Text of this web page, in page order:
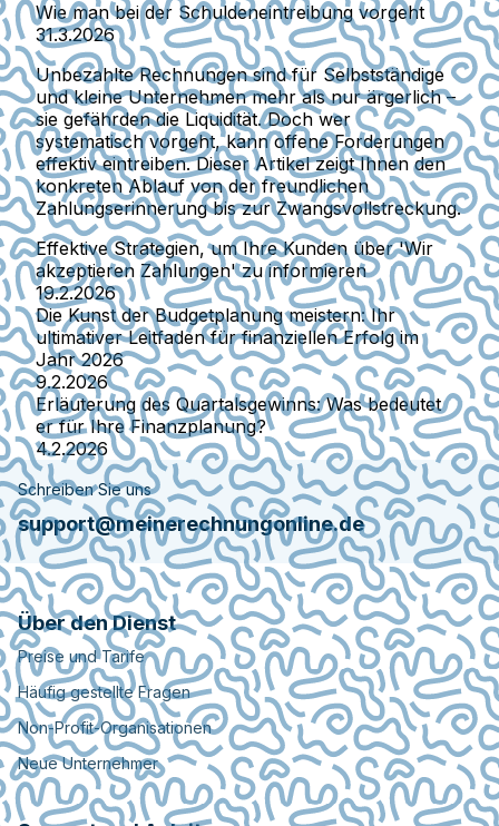
Wie man bei der Schuldeneintreibung vorgeht
31.3.2026
Unbezahlte Rechnungen sind für Selbstständige
und kleine Unternehmen mehr als nur ärgerlich –
sie gefährden die Liquidität. Doch wer
systematisch vorgeht, kann offene Forderungen
effektiv eintreiben. Dieser Artikel zeigt Ihnen den
konkreten Ablauf von der freundlichen
Zahlungserinnerung bis zur Zwangsvollstreckung.
Effektive Strategien, um Ihre Kunden über 'Wir
akzeptieren Zahlungen' zu informieren
19.2.2026
Die Kunst der Budgetplanung meistern: Ihr
ultimativer Leitfaden für finanziellen Erfolg im
Jahr 2026
9.2.2026
Erläuterung des Quartalsgewinns: Was bedeutet
er für Ihre Finanzplanung?
4.2.2026
Schreiben Sie uns
support@meinerechnungonline.de
Über den Dienst
Preise und Tarife
Häufig gestellte Fragen
Non-Profit-Organisationen
Neue Unternehmer